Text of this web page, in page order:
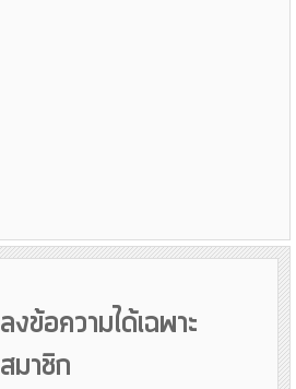
ลงข้อความได้เฉพาะ
สมาชิก